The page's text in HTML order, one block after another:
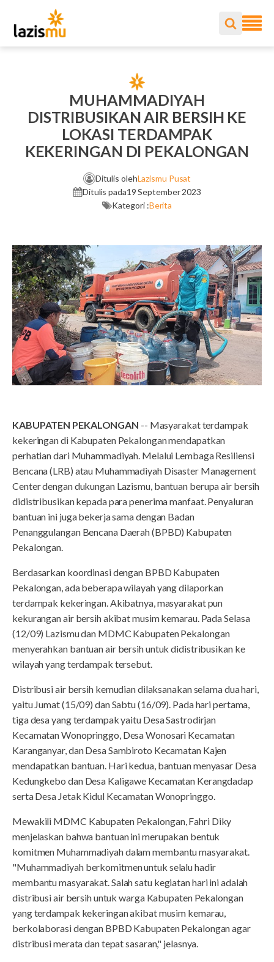
MUHAMMADIYAH
DISTRIBUSIKAN AIR BERSIH KE
LOKASI TERDAMPAK
KEKERINGAN DI PEKALONGAN
Ditulis olehLazismu Pusat
Ditulis pada19 September 2023
Kategori :Berita
KABUPATEN PEKALONGAN -- Masyarakat terdampak
kekeringan di Kabupaten Pekalongan mendapatkan
perhatian dari Muhammadiyah. Melalui Lembaga Resiliensi
Bencana (LRB) atau Muhammadiyah Disaster Management
Center dengan dukungan Lazismu, bantuan berupa air bersih
didistribusikan kepada para penerima manfaat. Penyaluran
bantuan ini juga bekerja sama dengan Badan
Penanggulangan Bencana Daerah (BPBD) Kabupaten
Pekalongan.
Berdasarkan koordinasi dengan BPBD Kabupaten
Pekalongan, ada beberapa wilayah yang dilaporkan
terdampak kekeringan. Akibatnya, masyarakat pun
kekurangan air bersih akibat musim kemarau. Pada Selasa
(12/09) Lazismu dan MDMC Kabupaten Pekalongan
menyerahkan bantuan air bersih untuk didistribusikan ke
wilayah yang terdampak tersebut.
Distribusi air bersih kemudian dilaksanakan selama dua hari,
yaitu Jumat (15/09) dan Sabtu (16/09). Pada hari pertama,
tiga desa yang terdampak yaitu Desa Sastrodirjan
Kecamatan Wonopringgo, Desa Wonosari Kecamatan
Karanganyar, dan Desa Sambiroto Kecamatan Kajen
mendapatkan bantuan. Hari kedua, bantuan menyasar Desa
Kedungkebo dan Desa Kaligawe Kecamatan Kerangdadap
serta Desa Jetak Kidul Kecamatan Wonopringgo.
Mewakili MDMC Kabupaten Pekalongan, Fahri Diky
menjelaskan bahwa bantuan ini merupakan bentuk
komitmen Muhammadiyah dalam membantu masyarakat.
"Muhammadiyah berkomitmen untuk selalu hadir
membantu masyarakat. Salah satu kegiatan hari ini adalah
distribusi air bersih untuk warga Kabupaten Pekalongan
yang terdampak kekeringan akibat musim kemarau,
berkolaborasi dengan BPBD Kabupaten Pekalongan agar
distribusi merata dan tepat sasaran," jelasnya.